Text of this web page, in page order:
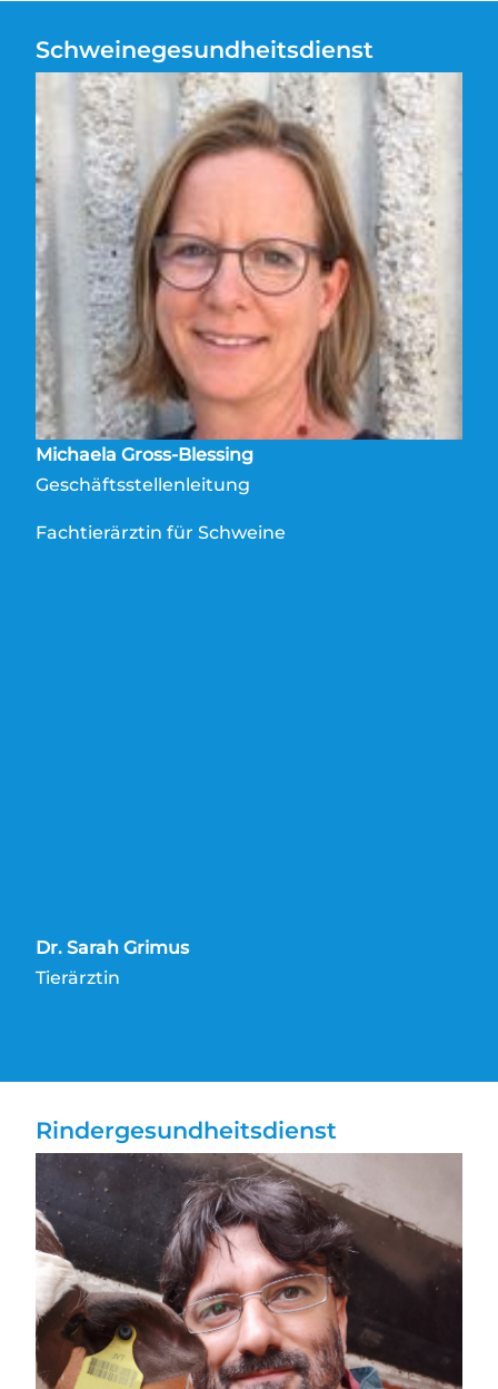
Schweinegesundheitsdienst
Michaela Gross-Blessing
Geschäftsstellenleitung
Fachtierärztin für Schweine
Dr. Sarah Grimus
Tierärztin
Rindergesundheitsdienst